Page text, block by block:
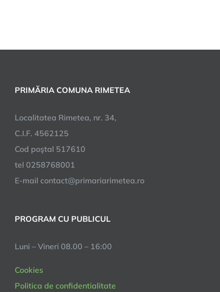
PRIMĂRIA COMUNA RIMETEA
Localitatea Rimetea, nr. 34,
C.I.F. 4562125
Cod poştal 517610
tel 0258768001
E-mail contact@primariarimetea.ro
PROGRAM CU PUBLICUL
Luni – Vineri 08.00 – 16:00
Cookies
Politica de confidentialitate